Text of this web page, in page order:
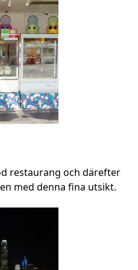
restaurang och därefter
med denna fina utsikt.